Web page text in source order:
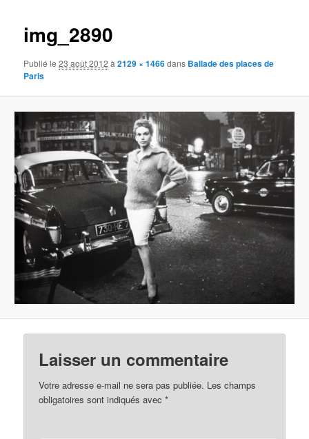
img_2890
Publié le23 août 2012 à2129 × 1466dans Ballade des places de
Paris
Laisser un commentaire
Votre adresse e-mail ne sera pas publiée. Les champs
obligatoires sont indiqués avec*